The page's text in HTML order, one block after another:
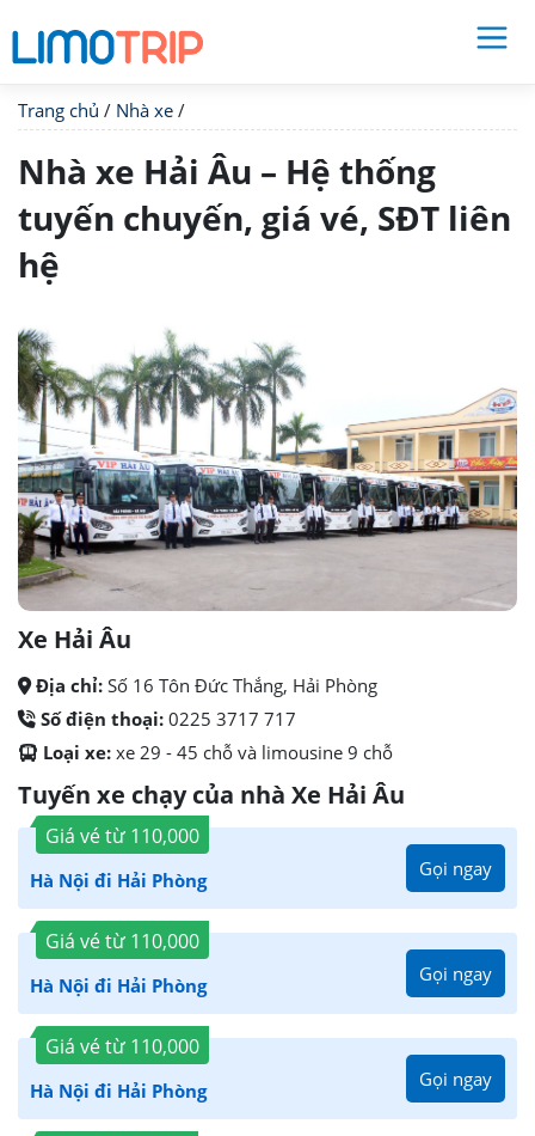
Trang chủ / Nhà xe /
Nhà xe Hải Âu – Hệ thống
tuyến chuyến, giá vé, SĐT liên
hệ
Xe Hải Âu
Địa chỉ: Số 16 Tôn Đức Thắng, Hải Phòng
Số điện thoại: 0225 3717 717
Loại xe: xe 29 - 45 chỗ và limousine 9 chỗ
Tuyến xe chạy của nhà Xe Hải Âu
Giá vé từ 110,000
Hà Nội đi Hải Phòng Gọi ngay
Giá vé từ 110,000
Hà Nội đi Hải Phòng Gọi ngay
Giá vé từ 110,000
Hà Nội đi Hải Phòng Gọi ngay